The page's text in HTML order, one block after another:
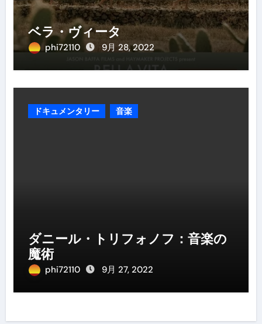
ベラ・ヴィータ
phi72110 9月 28, 2022
ドキュメンタリー 音楽
ダニール・トリフォノフ：音楽の
魔術
phi72110 9月 27, 2022